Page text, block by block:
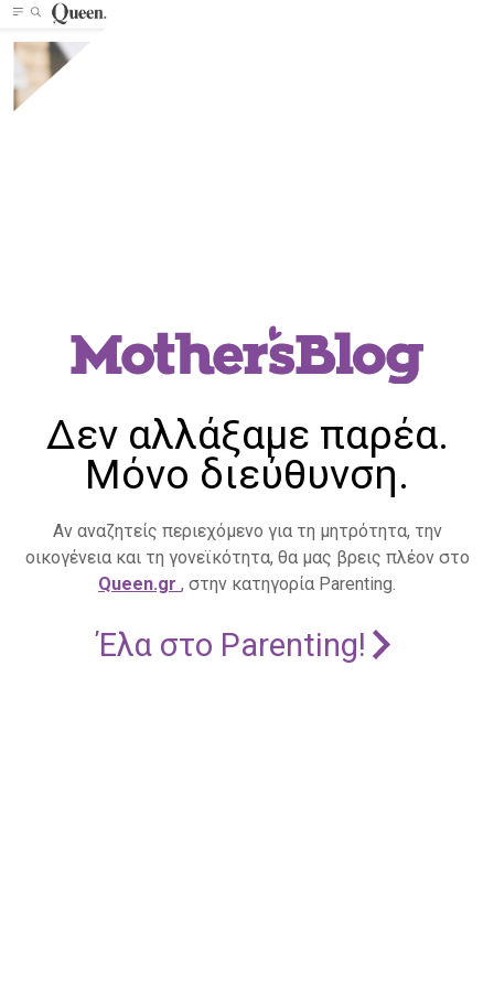
Δεν αλλάξαμε παρέα.
Μόνο διεύθυνση.
Αν αναζητείς περιεχόμενο για τη μητρότητα, την
οικογένεια και τη γονεϊκότητα, θα μας βρεις πλέον στο
Queen.gr , στην κατηγορία Parenting.
Έλα στο Parenting!